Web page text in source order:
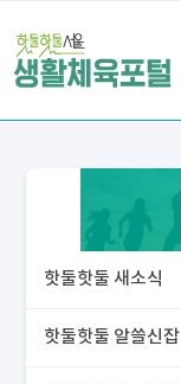
핫둘핫둘 새소식
핫둘핫둘 알쓸신잡